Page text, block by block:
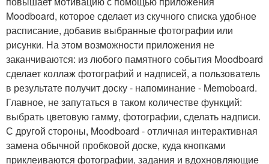
Moodboard, которое сделает из скучного списка удобное
расписание, добавив выбранные фотографии или
рисунки. На этом возможности приложения не
заканчиваются: из любого памятного события Moodboard
сделает коллаж фотографий и надписей, а пользователь
в результате получит доску - напоминание - Memoboard.
Главное, не запутаться в таком количестве функций:
выбрать цветовую гамму, фотографии, сделать надписи.
С другой стороны, Moodboard - отличная интерактивная
замена обычной пробковой доске, куда кнопками
приклеиваются фотографии, задания и вдохновляющие